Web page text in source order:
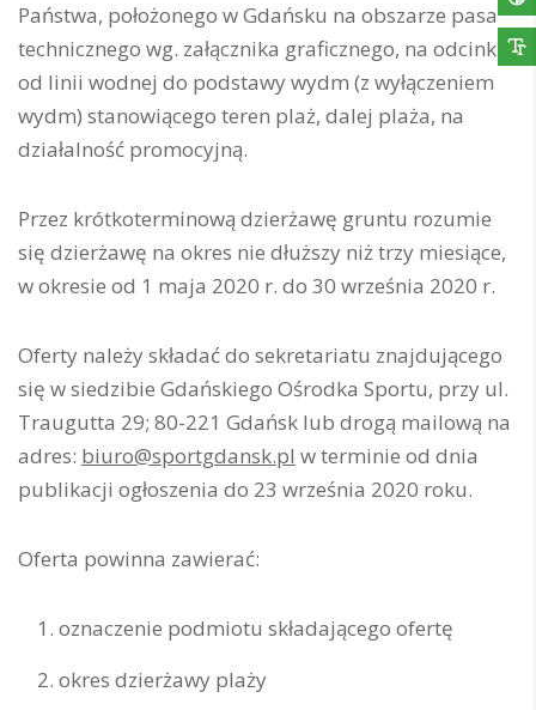
Państwa, położonego w Gdańsku na obszarze pasa
technicznego wg. załącznika graficznego, na odcinku
od linii wodnej do podstawy wydm (z wyłączeniem
wydm) stanowiącego teren plaż, dalej plaża, na
działalność promocyjną.
Przez krótkoterminową dzierżawę gruntu rozumie
się dzierżawę na okres nie dłuższy niż trzy miesiące,
w okresie od 1 maja 2020 r. do 30 września 2020 r.
Oferty należy składać do sekretariatu znajdującego
się w siedzibie Gdańskiego Ośrodka Sportu, przy ul.
Traugutta 29; 80-221 Gdańsk lub drogą mailową na
adres: biuro@sportgdansk.pl w terminie od dnia
publikacji ogłoszenia do 23 września 2020 roku.
Oferta powinna zawierać:
oznaczenie podmiotu składającego ofertę
okres dzierżawy plaży